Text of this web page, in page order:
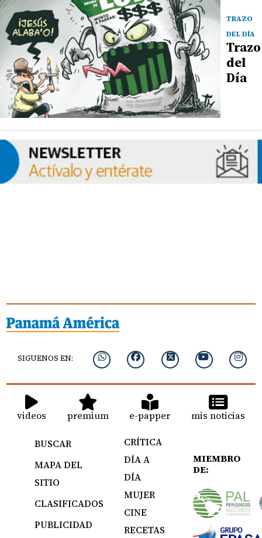
TRAZO
DEL DÍA
Trazo
del
Día
SIGUENOS EN:
videos premium e-papper mis noticias
BUSCAR
MAPA DEL
SITIO
CLASIFICADOS
PUBLICIDAD
CRÍTICA
DÍA A
DÍA
MUJER
CINE
RECETAS
MIEMBRO
DE: